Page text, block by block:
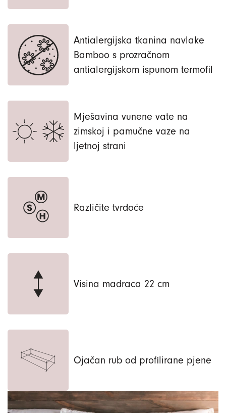
Antialergijska tkanina navlake
Bamboo s prozračnom
antialergijskom ispunom termofil
Mješavina vunene vate na
zimskoj i pamučne vaze na
ljetnoj strani
Različite tvrdoće
Visina madraca 22 cm
Ojačan rub od profilirane pjene